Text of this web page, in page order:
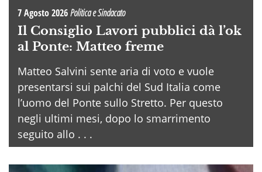
7 Agosto 2026Politica e Sindacato
Il Consiglio Lavori pubblici dà l’ok
al Ponte: Matteo freme
Matteo Salvini sente aria di voto e vuole
presentarsi sui palchi del Sud Italia come
l’uomo del Ponte sullo Stretto. Per questo
negli ultimi mesi, dopo lo smarrimento
seguito allo . . .